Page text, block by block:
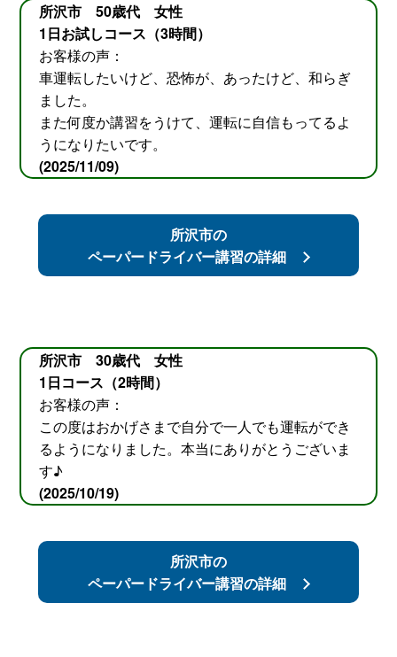
所沢市 50歳代 女性
1日お試しコース（3時間）
お客様の声：
車運転したいけど、恐怖が、あったけど、和らぎ
ました。
また何度か講習をうけて、運転に自信もってるよ
うになりたいです。
(2025/11/09)
所沢市の
ペーパードライバー講習の詳細
所沢市 30歳代 女性
1日コース（2時間）
お客様の声：
この度はおかげさまで自分で一人でも運転ができ
るようになりました。本当にありがとうございま
す♪
(2025/10/19)
所沢市の
ペーパードライバー講習の詳細